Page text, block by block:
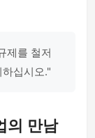
제를 철저
십시오."
의 만남